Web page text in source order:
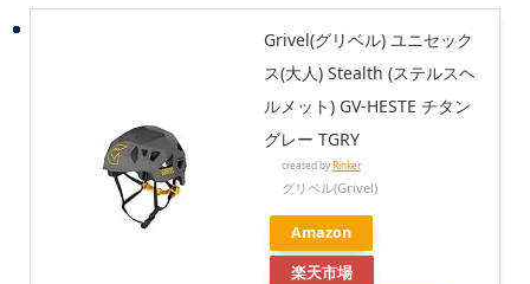
Grivel(グリベル) ユニセック
ス(大人) Stealth (ステルスヘ
ルメット) GV-HESTE チタン
グレー TGRY
created byRinker
グリベル(Grivel)
Amazon
楽天市場